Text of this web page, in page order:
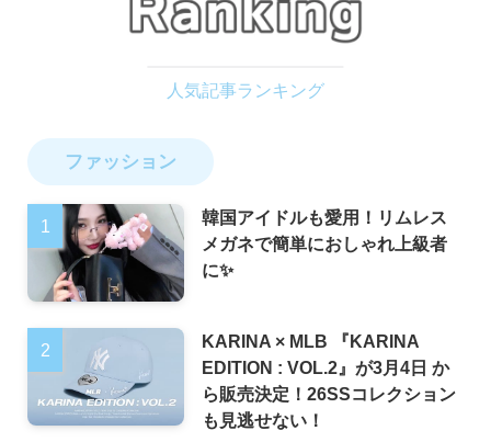
ファッション
韓国アイドルも愛用！リムレス
メガネで簡単におしゃれ上級者
に✨
KARINA × MLB 『KARINA
EDITION : VOL.2』が3月4日 か
ら販売決定！26SSコレクション
も見逃せない！